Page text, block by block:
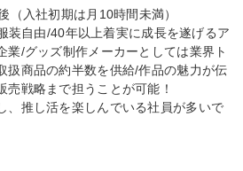
入社初期は月10時間未満）
装自由/40年以上着実に成長を遂げるア
業/グッズ制作メーカーとしては業界ト
扱商品の約半数を供給/作品の魅力が伝
売戦略まで担うことが可能！
、推し活を楽しんでいる社員が多いで